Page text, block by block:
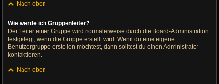
Nach oben
Wie werde ich Gruppenleiter?
Der Leiter einer Gruppe wird normalerweise durch die Board-Administration
festgelegt, wenn die Gruppe erstellt wird. Wenn du eine eigene
Benutzergruppe erstellen möchtest, dann solltest du einen Administrator
kontaktieren.
Nach oben